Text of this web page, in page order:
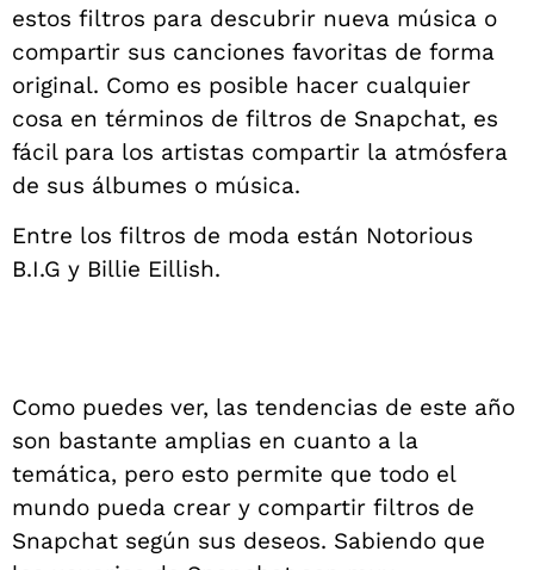
estos filtros para descubrir nueva música o
compartir sus canciones favoritas de forma
original. Como es posible hacer cualquier
cosa en términos de filtros de Snapchat, es
fácil para los artistas compartir la atmósfera
de sus álbumes o música.
Entre los filtros de moda están Notorious
B.I.G y Billie Eillish.
Como puedes ver, las tendencias de este año
son bastante amplias en cuanto a la
temática, pero esto permite que todo el
mundo pueda crear y compartir filtros de
Snapchat según sus deseos. Sabiendo que